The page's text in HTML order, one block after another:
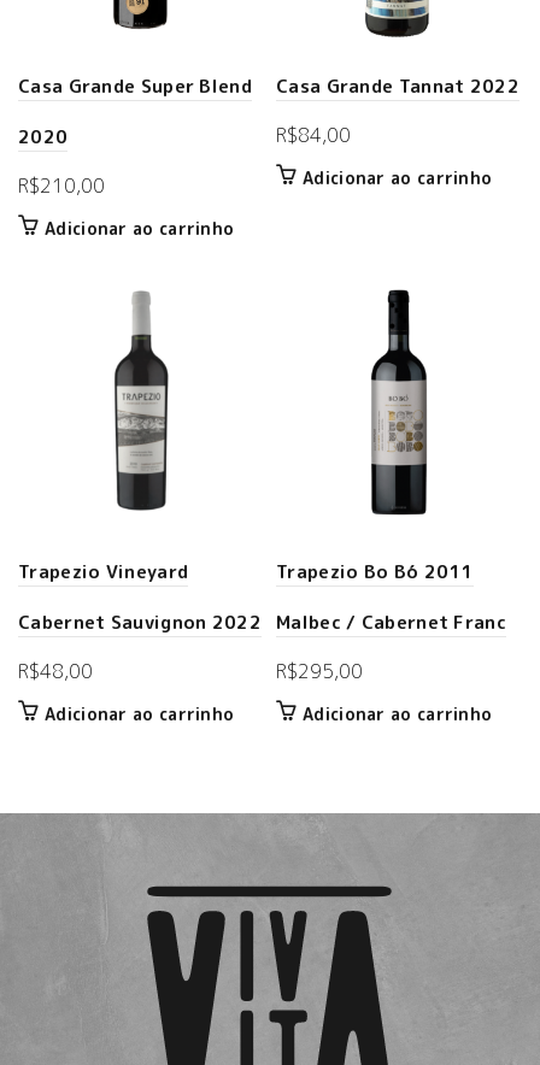
Casa Grande Super Blend
2020
R$210,00
Adicionar ao carrinho
Casa Grande Tannat 2022
R$84,00
Adicionar ao carrinho
Trapezio Vineyard
Cabernet Sauvignon 2022
R$48,00
Adicionar ao carrinho
Trapezio Bo Bó 2011
Malbec / Cabernet Franc
R$295,00
Adicionar ao carrinho